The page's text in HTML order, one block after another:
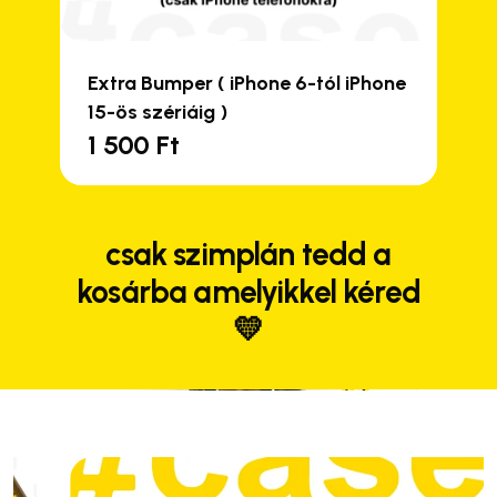
Extra Bumper ( iPhone 6-tól iPhone
15-ös szériáig )
1 500 Ft
csak szimplán tedd a
kosárba amelyikkel kéred
💛